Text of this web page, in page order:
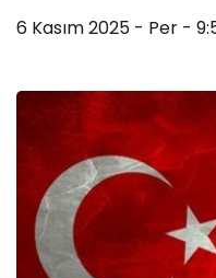
6 Kasım 2025 - Per -